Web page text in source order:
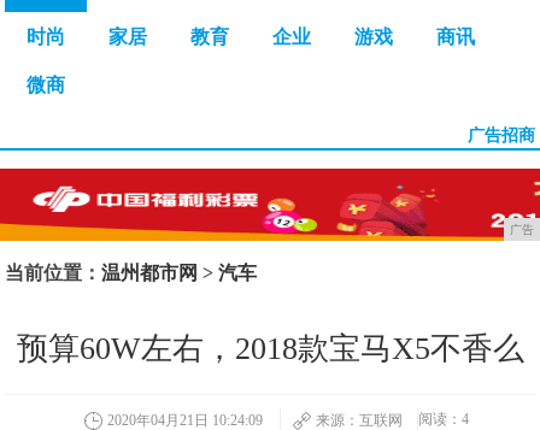
时尚 家居 教育 企业 游戏 商讯
微商
广告招商
广告
当前位置：温州都市网 >汽车
预算60W左右，2018款宝马X5不香么
2020年04月21日 10:24:09 来源：互联网 阅读：4